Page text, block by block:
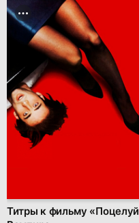
Титры к фильму «Поцелуй